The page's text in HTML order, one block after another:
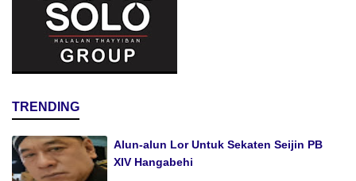
TRENDING
Alun-alun Lor Untuk Sekaten Seijin PB
XIV Hangabehi